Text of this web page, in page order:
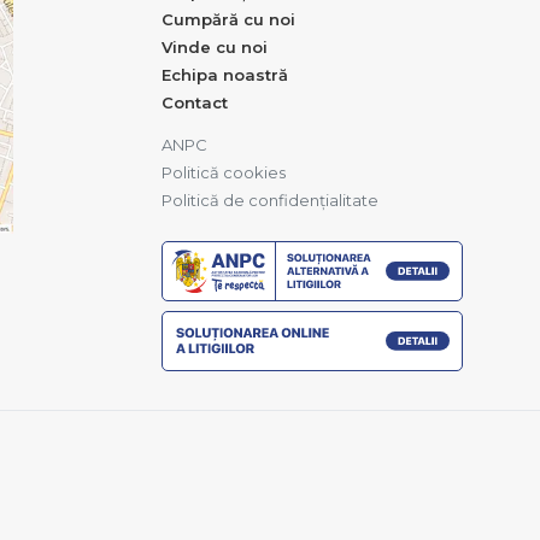
Cumpără cu noi
Vinde cu noi
Echipa noastră
Contact
ANPC
Politică cookies
Politică de confidențialitate